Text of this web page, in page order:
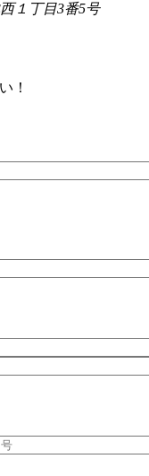
１丁目3番5号
！